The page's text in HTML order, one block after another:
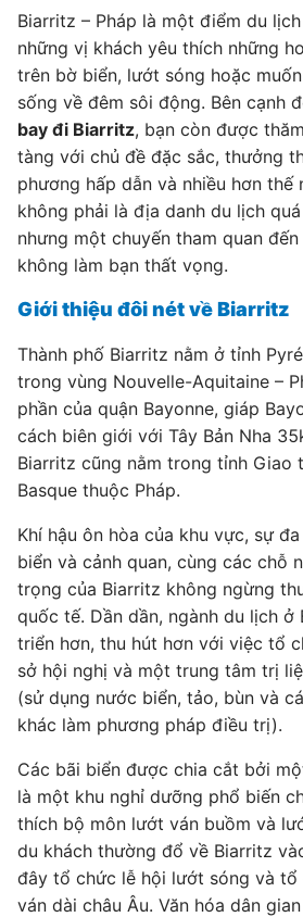
Biarritz – Pháp là một điểm du
những vị khách yêu thích những
trên bờ biển, lướt sóng hoặc
sống về đêm sôi động. Bên cạnh
bay đi Biarritz, bạn còn được
tàng với chủ đề đặc sắc, thưởng
phương hấp dẫn và nhiều hơn thế
không phải là địa danh du lịch
nhưng một chuyến tham quan
không làm bạn thất vọng.
Giới thiệu đôi nét về Biarritz
Thành phố Biarritz nằm ở tỉnh
trong vùng Nouvelle-Aquitaine –
phần của quận Bayonne, giáp
cách biên giới với Tây Bản Nha
Biarritz cũng nằm trong tỉnh Giao
Basque thuộc Pháp.
Khí hậu ôn hòa của khu vực, sự
biển và cảnh quan, cùng các chỗ
trọng của Biarritz không ngừng
quốc tế. Dần dần, ngành du lịch ở
triển hơn, thu hút hơn với việc tổ
sở hội nghị và một trung tâm trị
(sử dụng nước biển, tảo, bùn và
khác làm phương pháp điều trị).
Các bãi biển được chia cắt bởi
là một khu nghỉ dưỡng phổ biến
thích bộ môn lướt ván buồm và
du khách thường đổ về Biarritz
đây tổ chức lễ hội lướt sóng và
ván dài châu Âu. Văn hóa dân